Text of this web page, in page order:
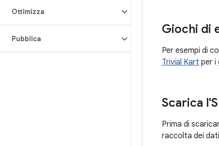
Ottimizza
Pubblica
Giochi di
Per esempi di
Trivial Kart per i
Scarica
Prima di
raccolta dei